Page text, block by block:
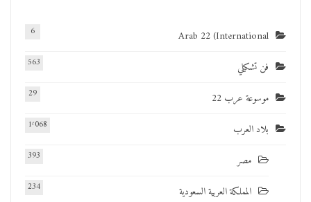
Arab 22 (International
6
فن تشكيلي 563
موسوعة عرب 22 29
بلاد العرب 1٬068
مصر 393
المملكة العربية السعودية 234